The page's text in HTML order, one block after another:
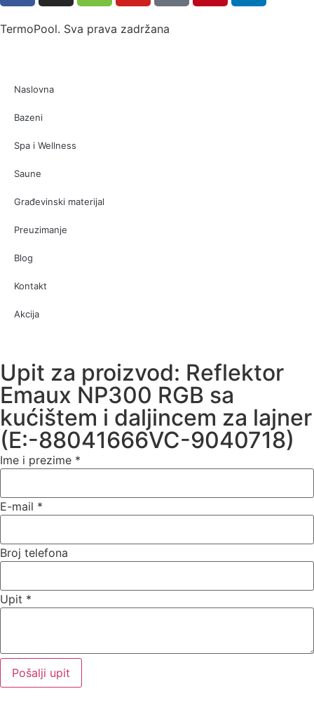
TermoPool. Sva prava zadržana
Naslovna
Bazeni
Spa i Wellness
Saune
Građevinski materijal
Preuzimanje
Blog
Kontakt
Akcija
Upit za proizvod: Reflektor
Emaux NP300 RGB sa
kućištem i daljincem za lajner
(E:-88041666VC-9040718)
Ime i prezime *
E-mail *
Broj telefona
Upit *
Pošalji upit